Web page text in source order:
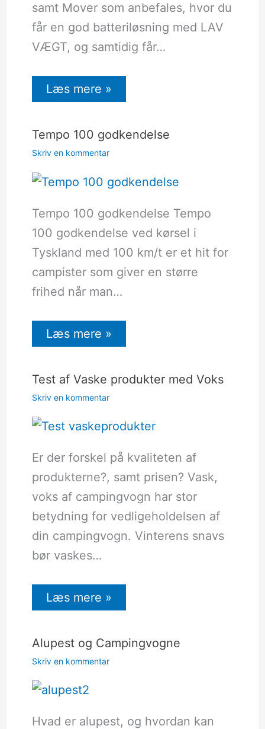
samt Mover som anbefales, hvor du
får en god batteriløsning med LAV
VÆGT, og samtidig får…
Læs mere »
Tempo 100 godkendelse
Skriv en kommentar
Tempo 100 godkendelse Tempo
100 godkendelse ved kørsel i
Tyskland med 100 km/t er et hit for
campister som giver en større
frihed når man…
Læs mere »
Test af Vaske produkter med Voks
Skriv en kommentar
Er der forskel på kvaliteten af
produkterne?, samt prisen? Vask,
voks af campingvogn har stor
betydning for vedligeholdelsen af
din campingvogn. Vinterens snavs
bør vaskes…
Læs mere »
Alupest og Campingvogne
Skriv en kommentar
Hvad er alupest, og hvordan kan